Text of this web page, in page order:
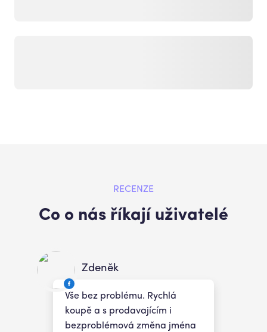
RECENZE
Co o nás říkají uživatelé
Zdeněk
Vše bez problému. Rychlá
koupě a s prodavajícím i
bezproblémová změna jména